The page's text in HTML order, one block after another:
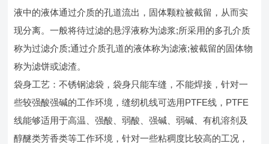
液中的液体通过介质的孔道流出，固体颗粒被截留，从而实
现分离。一般将待过滤的悬浮液称为滤浆;所采用的多孔介质
称为过滤介质;通过介质孔道的液体称为滤液;被截留的固体物
称为滤饼或滤渣。
袋身工艺：不锈钢滤袋，袋身只能车缝，不能焊接，针对一
些较强酸强碱的工作环境，缝纫机线可选用PTFE线，PTFE
线能够适用于高温、强酸、弱酸、强碱、弱碱、有机溶剂及
醇醚类芳香类等工作环境，针对一些粘稠度比较高的工况，